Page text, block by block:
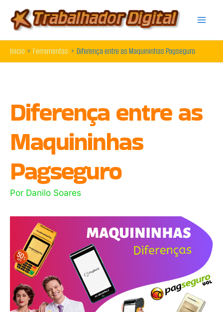
para
o
conteúdo
Início Ferramentas Diferença entre as Maquininhas Pagseguro
Diferença entre as
Maquininhas
Pagseguro
Por Danilo Soares